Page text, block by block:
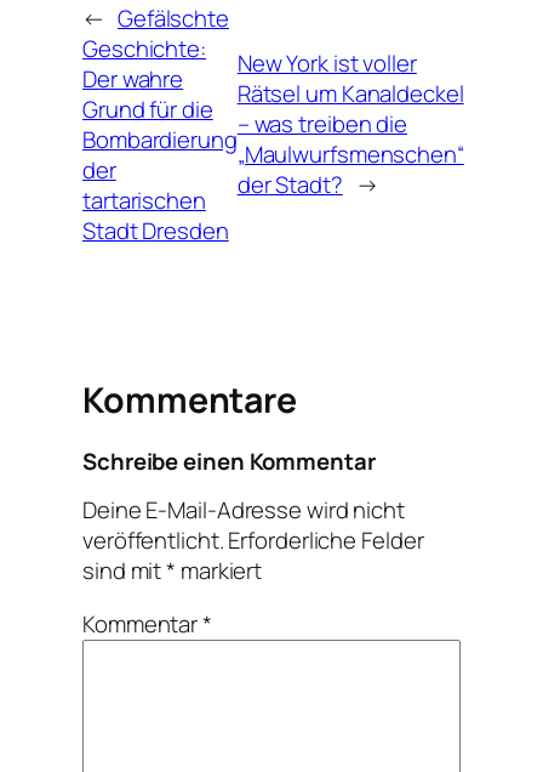
← Gefälschte
Geschichte:
Der wahre
Grund für die
Bombardierung
der
tartarischen
Stadt Dresden
New York ist voller
Rätsel um Kanaldeckel
– was treiben die
„Maulwurfsmenschen“
der Stadt? →
Kommentare
Schreibe einen Kommentar
Deine E-Mail-Adresse wird nicht
veröffentlicht.Erforderliche Felder
sind mit* markiert
Kommentar*